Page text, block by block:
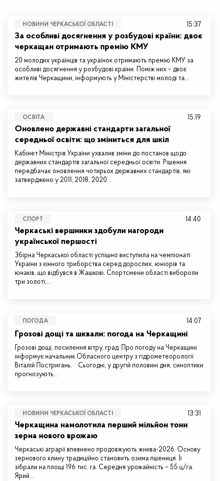
НОВИНИ ЧЕРКАСЬКОЇ ОБЛАСТІ
За особливі досягнення у розбудові країни: двоє
черкащан отримають премію КМУ
20 молодих українців та українок отримають премію КМУ за
особливі досягнення у розбудові країни. Поміж них – двоє
жителів Черкащини, інформують у Міністерстві молоді та…
15:37
ОСВІТА
Оновлено державні стандарти загальної
середньої освіти: що зміниться для шкіл
Кабінет Міністрів України ухвалив зміни до постанов щодо
державних стандартів загальної середньої освіти. Рішення
передбачає оновлення чотирьох державних стандартів, які
затверджено у 2011, 2018, 2020…
15:19
СПОРТ
Черкаські вершники здобули нагороди
української першості
Збірна Черкаської області успішно виступила на чемпіонаті
України з кінного триборства серед дорослих, юніорів та
юнаків, що відбувся в Жашкові. Спортсмени області вибороли
три золоті,…
14:40
ПОГОДА
Грозові дощі та шквали: погода на Черкащині
Грозові дощі, посилення вітру, град. Про погоду на Черкащині
інформує начальник Обласного центру з гідрометеорології
Віталій Постригань. Сьогодні, у другій половині дня, синоптики
прогнозують…
14:07
НОВИНИ ЧЕРКАСЬКОЇ ОБЛАСТІ
Черкащина намолотила перший мільйон тонн
зерна нового врожаю
Черкаські аграрії впевнено продовжують жнива-2026. Основу
зернового клину традиційно становить озима пшениця. Її
зібрали на площі 196 тис. га. Середня урожайність – 55 ц/га.
Ярий…
13:31